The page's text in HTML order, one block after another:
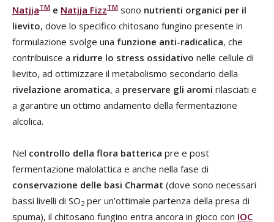
NatjjaTM e Natjja FizzTM sono nutrienti organici per il
lievito, dove lo specifico chitosano fungino presente in
formulazione svolge una funzione anti-radicalica, che
contribuisce a ridurre lo stress ossidativo nelle cellule di
lievito, ad ottimizzare il metabolismo secondario della
rivelazione aromatica, a preservare gli aromi rilasciati e
a garantire un ottimo andamento della fermentazione
alcolica.
Nel controllo della flora batterica pre e post
fermentazione malolattica e anche nella fase di
conservazione delle basi Charmat (dove sono necessari
bassi livelli di SO2 per un’ottimale partenza della presa di
spuma), il chitosano fungino entra ancora in gioco con IOC